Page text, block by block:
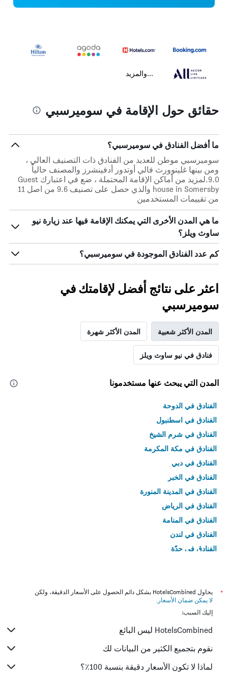
...والمزيد
حقائق حول الإقامة في سوميرسبي
ما أفضل الفنادق في سوميرسبي؟
سوميرسبي موطن للعديد من الفنادق ذات التصنيف العالي ،
ومن بينها غلينوورث فالي أوتدور أدفينشرز والمصنف حالياً
9.0.لمزيد من أماكن الإقامة المحتملة ، ضع في اعتبارك Guest
house in Somersby والذي حصل على تصنيف 9.6 من اصل 11
من تقييمات المستخدمين
ما هي المدن الأخرى التي يمكنك الإقامة فيها عند زيارة نيو
ساوث ويلز؟
كم عدد الفنادق الموجودة في سوميرسبي؟
اعثر على نتائج أفضل لإقامتك في
سوميرسبي
المدن الأكثر شعبية المدن الأكثر شهرة
فنادق في نيو ساوث ويلز
المدن التي يبحث عنها مستخدمونا
الفنادق في الدوحة
الفنادق في اسطنبول
الفنادق في شرم الشيخ
الفنادق في مكة المكرمة
الفنادق في دبي
الفنادق في الخبر
الفنادق في المدينة المنورة
الفنادق في الرياض
الفنادق في المنامة
الفنادق في لندن
الفنادق في جدّة
*
يحاول HotelsCombined بشكل دائم الحصول على الأسعار الدقيقة، ولكن
لا يمكن ضمان الأسعار .
إليك السبب:
HotelsCombined ليس البائع
نقوم بتجميع الكثير من البيانات لك
لماذا لا تكون الأسعار دقيقة بنسبة 100٪؟